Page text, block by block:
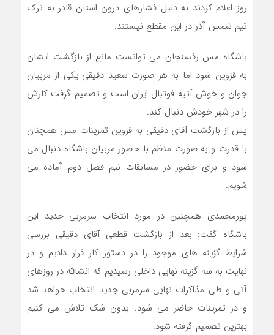
روز اعلام كردند به دليل فشارهاى درون استان قادر به ترك
تيم شمس آذر در اين مقطع نيستند.
باشگاه مس رفسنجان مى توانست مانع از بازگشت ايشان
به قزوين شود اما به هر صورت سعيد دقيقى يكى از مربيان
جوان و خوش آتيه فوتبال ايران است و تصميم گرفت كارش
را در شهر خودش دنبال كند.
پس از بازگشت آقاى دقيقى به قزوين تمرينات مس همچنان
با قدرت و به صورت منظم با حضور مربيان باشگاه دنبال مى
شود و براى حضور در مسابقات نيم فصل دوم آماده مى
شويم.
پورمحمدى همچنين در مورد انتخاب سرمربى جديد اين
باشگاه گفت: بعد از بازگشت قطعى آقاى دقيقى بررسى
شرايط گزينه هاى موجود را در دستور كار قرار داديم و در
نهايت به سه گزينه نهايى داخلى رسيديم كه انشالله در روزهاى
آتى و طى مذاكرات نهايى سرمربى جديد انتخاب خواهد شد
و در تمرينات حاضر مى شود. بدون شك تلاش مى كنيم
بهترين تصميم گرفته شود.